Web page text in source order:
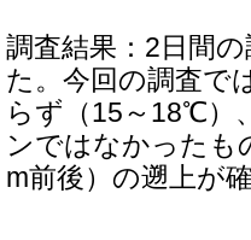
調査結果：2日間
た。今回の調査で
らず（15～18℃）
ンではなかったも
m前後）の遡上が